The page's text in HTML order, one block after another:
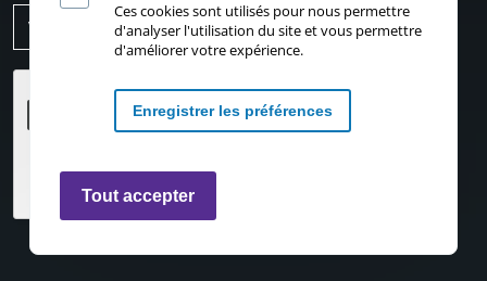
Ces cookies sont utilisés pour nous permettre
d'analyser l'utilisation du site et vous permettre
d'améliorer votre expérience.
Enregistrer les préférences
Tout accepter